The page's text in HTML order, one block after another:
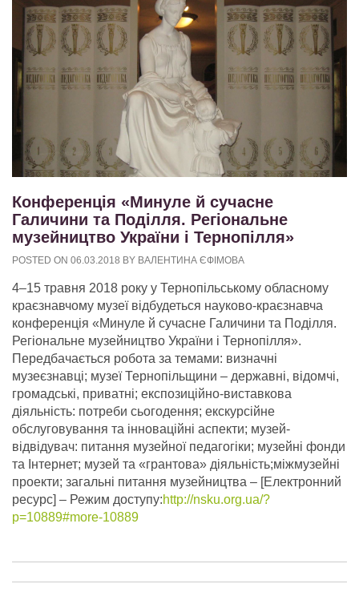
Конференція «Минуле й сучасне
Галичини та Поділля. Регіональне
музейництво України і Тернопілля»
POSTED ON 06.03.2018 BY ВАЛЕНТИНА ЄФІМОВА
4–15 травня 2018 року у Тернопільському обласному
краєзнавчому музеї відбудеться науково-краєзнавча
конференція «Минуле й сучасне Галичини та Поділля.
Регіональне музейництво України і Тернопілля».
Передбачається робота за темами: визначні
музеєзнавці; музеї Тернопільщини – державні, відомчі,
громадські, приватні; експозиційно-виставкова
діяльність: потреби сьогодення; екскурсійне
обслуговування та інноваційні аспекти; музей-
відвідувач: питання музейної педагогіки; музейні фонди
та Інтернет; музей та «грантова» діяльність;міжмузейні
проекти; загальні питання музейництва – [Електронний
ресурс] – Режим доступу:http://nsku.org.ua/?
p=10889#more-10889